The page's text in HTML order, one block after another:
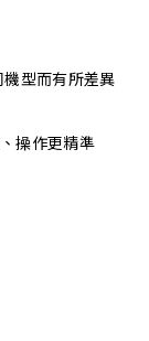
型而有所差異
操作更精準